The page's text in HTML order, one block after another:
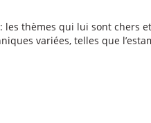
thèmes qui lui sont chers
variées, telles que